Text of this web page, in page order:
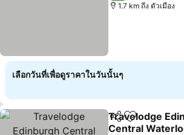
1.7 km ถึง ตัวเมือง
เลือกวันที่เพื่อดูราคาในวันนั้นๆ
แชร์ เพิ่มในรายก
Travelodge
Central